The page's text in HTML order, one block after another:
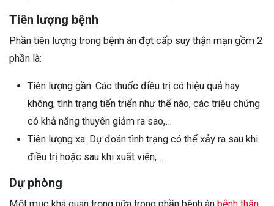
Tiên lượng bệnh
Phần tiên lượng trong bệnh án đợt cấp suy thận mạn gồm 2
phần là:
Tiên lượng gần: Các thuốc điều trị có hiệu quả hay
không, tình trạng tiến triển như thế nào, các triệu chứng
có khả năng thuyên giảm ra sao,…
Tiên lượng xa: Dự đoán tình trạng có thể xảy ra sau khi
điều trị hoặc sau khi xuất viện,…
Dự phòng